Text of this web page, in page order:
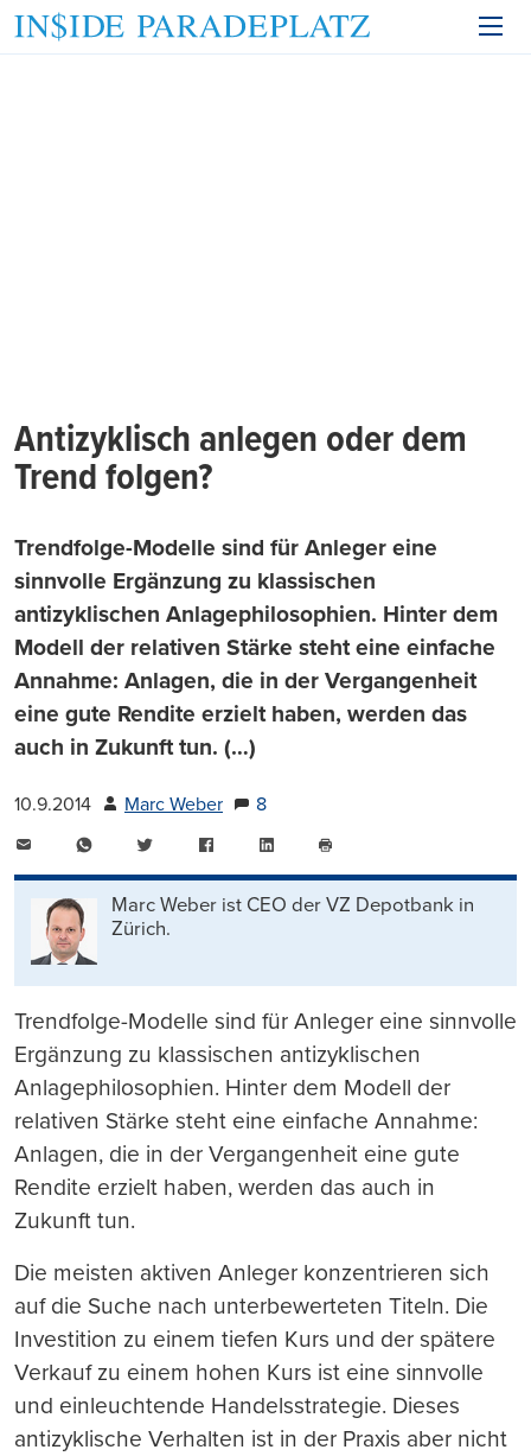
Antizyklisch anlegen oder dem
Trend folgen?
Trendfolge-Modelle sind für Anleger eine
sinnvolle Ergänzung zu klassischen
antizyklischen Anlagephilosophien. Hinter dem
Modell der relativen Stärke steht eine einfache
Annahme: Anlagen, die in der Vergangenheit
eine gute Rendite erzielt haben, werden das
auch in Zukunft tun. (…)
10.9.2014 Marc Weber
8
WhatsAppTwitter FacebookLinkedIn
drucken
Marc Weber ist CEO der VZ Depotbank in
Zürich.
Trendfolge-Modelle sind für Anleger eine sinnvolle
Ergänzung zu klassischen antizyklischen
Anlagephilosophien. Hinter dem Modell der
relativen Stärke steht eine einfache Annahme:
Anlagen, die in der Vergangenheit eine gute
Rendite erzielt haben, werden das auch in
Zukunft tun.
Die meisten aktiven Anleger konzentrieren sich
auf die Suche nach unterbewerteten Titeln. Die
Investition zu einem tiefen Kurs und der spätere
Verkauf zu einem hohen Kurs ist eine sinnvolle
und einleuchtende Handelsstrategie. Dieses
antizyklische Verhalten ist in der Praxis aber nicht